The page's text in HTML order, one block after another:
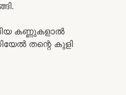
കണ്ണുകളാൽ
തന്റെ കുളി